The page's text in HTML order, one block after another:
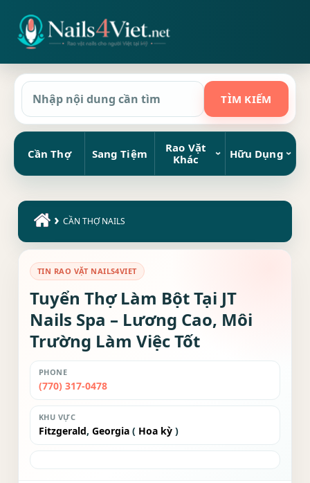
Cần Thợ Sang Tiệm
Rao Vặt
Khác
Hữu Dụng
› CẦN THỢ NAILS
TIN RAO VẶT NAILS4VIET
Tuyển Thợ Làm Bột Tại JT
Nails Spa – Lương Cao, Môi
Trường Làm Việc Tốt
PHONE
(770) 317-0478
KHU VỰC
Fitzgerald, Georgia ( Hoa kỳ )